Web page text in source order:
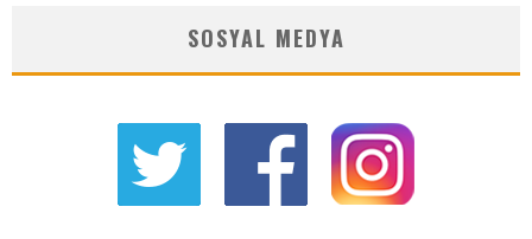
SOSYAL MEDYA